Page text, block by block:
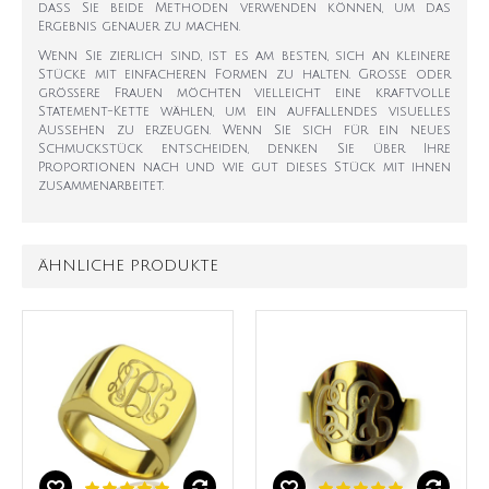
dass Sie beide Methoden verwenden können, um das
Ergebnis genauer zu machen.
Wenn Sie zierlich sind, ist es am besten, sich an kleinere
Stücke mit einfacheren Formen zu halten. Große oder
größere Frauen möchten vielleicht eine kraftvolle
Statement-Kette wählen, um ein auffallendes visuelles
Aussehen zu erzeugen. Wenn Sie sich für ein neues
Schmuckstück entscheiden, denken Sie über Ihre
Proportionen nach und wie gut dieses Stück mit ihnen
zusammenarbeitet.
ÄHNLICHE PRODUKTE